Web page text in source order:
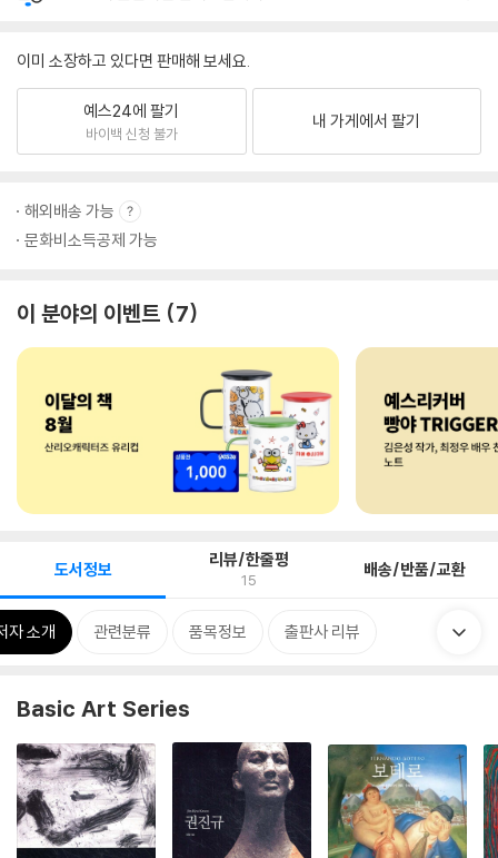
이미 소장하고 있다면 판매해 보세요.
예스24에 팔기
바이백 신청 불가
내 가게에서 팔기
해외배송 가능
문화비소득공제 가능
이 분야의 이벤트 7
도서정보 리뷰/한줄평
15 배송/반품/교환
자 소개 관련분류 품목정보 출판사 리뷰
Basic Art Series